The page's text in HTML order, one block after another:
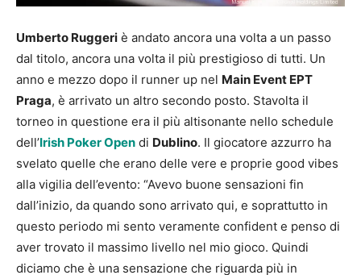
Umberto Ruggeri è andato ancora una volta a un passo
dal titolo, ancora una volta il più prestigioso di tutti. Un
anno e mezzo dopo il runner up nel Main Event EPT
Praga, è arrivato un altro secondo posto. Stavolta il
torneo in questione era il più altisonante nello schedule
dell’Irish Poker Open di Dublino. Il giocatore azzurro ha
svelato quelle che erano delle vere e proprie good vibes
alla vigilia dell’evento: “Avevo buone sensazioni fin
dall’inizio, da quando sono arrivato qui, e soprattutto in
questo periodo mi sento veramente confident e penso di
aver trovato il massimo livello nel mio gioco. Quindi
diciamo che è una sensazione che riguarda più in